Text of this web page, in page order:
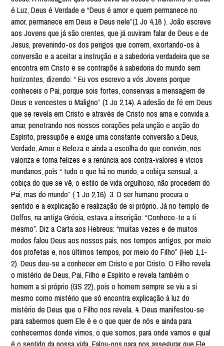
é Luz, Deus é Verdade e “Deus é amor e quem permanece no
amor, permanece em Deus e Deus nele”(1 Jo 4,16 ). João escreve
aos Jovens que já são crentes, que já ouviram falar de Deus e de
Jesus, prevenindo-os dos perigos que correm, exortando-os à
conversão e a aceitar a instrução e a sabedoria verdadeira que se
encontra em Cristo e se contrapõe à sabedoria do mundo sem
horizontes, dizendo: “ Eu vos escrevo a vós Jovens porque
conheceis o Pai, porque sois fortes, conservais a mensagem de
Deus e vencestes o Maligno” (1 Jo 2,14). A adesão de fé em Deus
que se revela em Cristo e através de Cristo nos ama e convida a
amar, penetrando nos nossos corações pela unção e acção do
Espírito, pressupõe e exige uma constante conversão a Deus,
Verdade, Amor e Beleza e ainda a escolha do que convém, nos
valoriza e torna felizes e a renúncia aos contra-valores e vícios
mundanos, pois “ tudo o que há no mundo, a cobiça sensual, a
cobiça do que se vê, o estilo de vida orgulhoso, não procedem do
Pai, mas do mundo” ( 1 Jo 2,16). 3. O ser humano procura o
sentido e a explicação e realização de si próprio. Já no templo de
Delfos, na antiga Grécia, estava a inscrição: “Conhece-te a ti
mesmo”. Diz a Carta aos Hebreus: “muitas vezes e de muitos
modos falou Deus aos nossos pais, nos tempos antigos, por meio
dos profetas e, nos últimos tempos, por meio do Filho” (Heb 1,1-
2). Deus deu-se a conhecer em Cristo e por Cristo. O Filho revela
o mistério de Deus, Pai, Filho e Espírito e revela também o
homem a si próprio (GS 22), pois o homem sempre se viu a si
mesmo como mistério que só encontra explicação à luz do
mistério de Deus que o Filho nos revela. 4. Deus manifestou-se
para sabermos quem Ele é e o que quer de nós e ainda para
conhecermos donde vimos, o que somos, para onde vamos e qual